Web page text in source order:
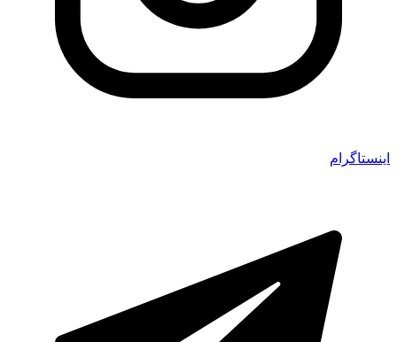
اینستاگرام